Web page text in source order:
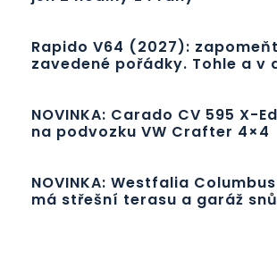
Rapido V64 (2027):
zavedené pořádky. Tohle a v
NOVINKA: Carado CV 595 X-
na podvozku VW Crafter 4×4
NOVINKA: Westfalia
má střešní terasu a garáž snů